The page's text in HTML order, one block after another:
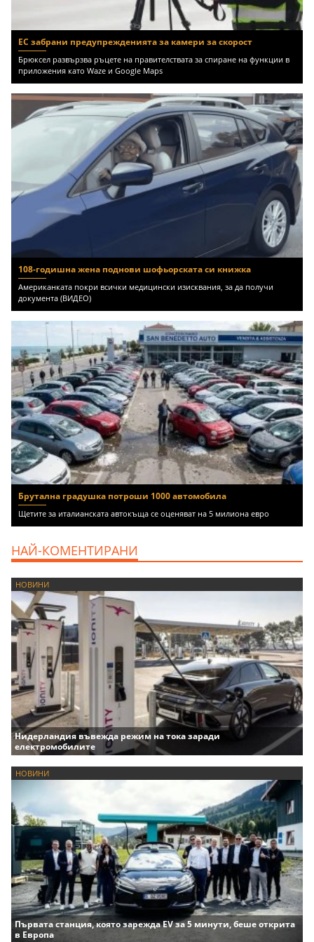
ЕС забрани предупрежденията за камери за скорост
Брюксел развързва ръцете на правителствата за спиране на функции в
приложения като Waze и Google Maps
108-годишна жена поднови шофьорската си книжка
Американката покри всички медицински изисквания, за да получи
документа (ВИДЕО)
Брутална градушка потроши 1000 автомобила
Щетите за италианската автокъща се оценяват на 5 милиона евро
НАЙ-КОМЕНТИРАНИ
НОВИНИ
Нидерландия въвежда режим на тока заради
електромобилите
НОВИНИ
Първата станция, която зарежда EV за 5 минути, беше открита
в Европа